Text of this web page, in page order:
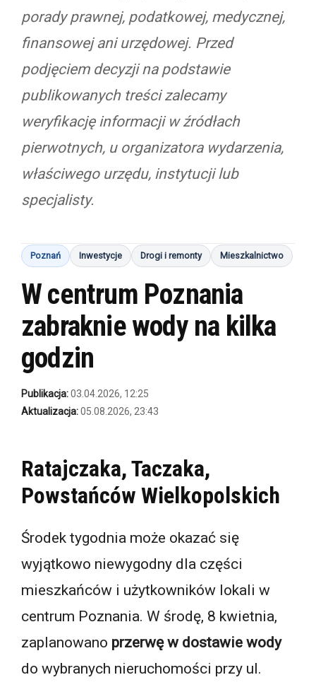
porady prawnej, podatkowej, medycznej,
finansowej ani urzędowej. Przed
podjęciem decyzji na podstawie
publikowanych treści zalecamy
weryfikację informacji w źródłach
pierwotnych, u organizatora wydarzenia,
właściwego urzędu, instytucji lub
specjalisty.
Poznań Inwestycje Drogi i remonty Mieszkalnictwo
W centrum Poznania
zabraknie wody na kilka
godzin
Publikacja:03.04.2026, 12:25
Aktualizacja:05.08.2026, 23:43
Ratajczaka, Taczaka,
Powstańców Wielkopolskich
Środek tygodnia może okazać się
wyjątkowo niewygodny dla części
mieszkańców i użytkowników lokali w
centrum Poznania. W środę, 8 kwietnia,
zaplanowano przerwę w dostawie wody
do wybranych nieruchomości przy ul.